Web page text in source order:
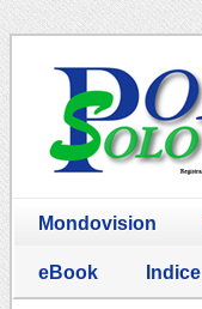
Mondovision
eBook